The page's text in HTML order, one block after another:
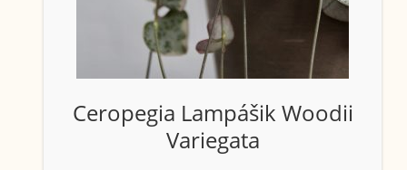
Ceropegia Lampášik Woodii
Variegata